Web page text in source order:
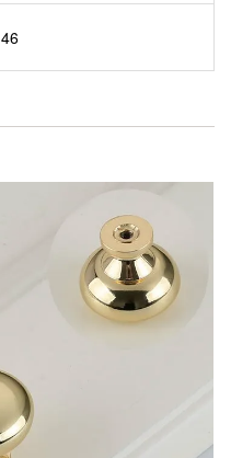
46